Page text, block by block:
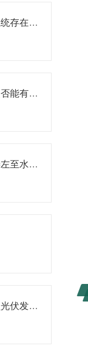
浅析分布式光伏监控系统存在的必要性
微电网能量管理系统是否能有效降低能耗？
电力监控系统在广西崇左至水口高速公路机电工程的实际
浅析防逆流装置在小型光伏发电厂中的应用